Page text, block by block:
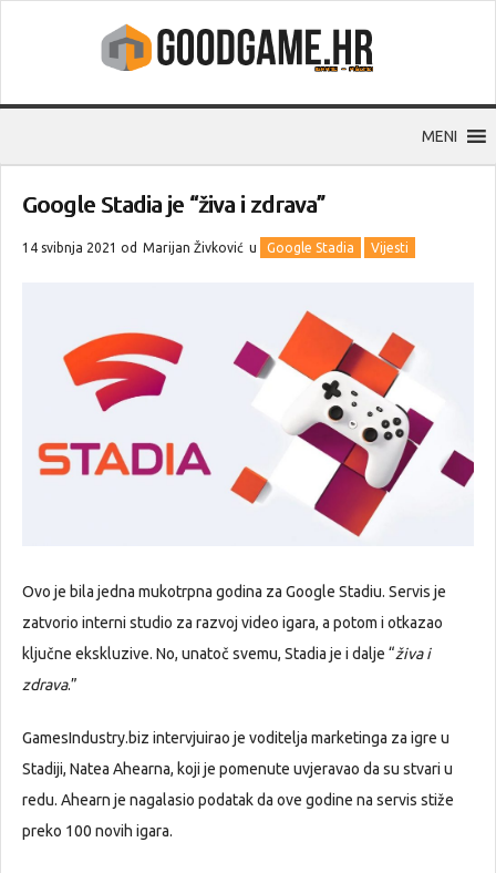
MENI
Google Stadia je “živa i zdrava”
14 svibnja 2021 od Marijan Živković u Google Stadia Vijesti
Ovo je bila jedna mukotrpna godina za Google Stadiu. Servis je
zatvorio interni studio za razvoj video igara, a potom i otkazao
ključne ekskluzive. No, unatoč svemu, Stadia je i dalje “živa i
zdrava.”
GamesIndustry.biz intervjuirao je voditelja marketinga za igre u
Stadiji, Natea Ahearna, koji je pomenute uvjeravao da su stvari u
redu. Ahearn je nagalasio podatak da ove godine na servis stiže
preko 100 novih igara.